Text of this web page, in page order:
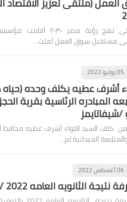
✍️ سهيلة محي على نهج رؤية
05 يوليو 2022
أشرف عطيه يكلف وحده
المبادره الرئاسية بقرية
شيفاتايمز
كلف السيد اللواء أشرف عطيه محافظ
الميدانية لم…
06 أغسطس 2022
الثانويه العامه 2022 /شيفاتايمز